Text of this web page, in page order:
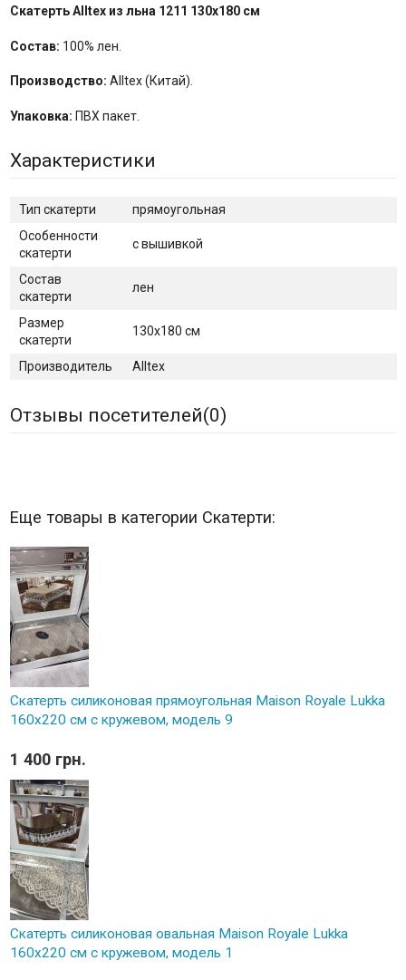
Скатерть Alltex из льна 1211 130x180 см
Состав: 100% лен.
Производство: Alltex (Китай).
Упаковка: ПВХ пакет.
Характеристики
Тип скатерти
прямоугольная
Особенности
скатерти
с вышивкой
Состав
скатерти
лен
Размер
скатерти
130х180 см
Производитель Alltex
Отзывы посетителей(0)
Еще товары в категории Скатерти:
Скатерть силиконовая прямоугольная Maison Royale Lukka
160х220 см с кружевом, модель 9
1 400 грн.
Скатерть силиконовая овальная Maison Royale Lukka
160х220 см с кружевом, модель 1